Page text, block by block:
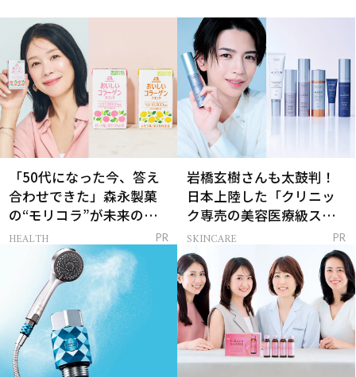
「50代になった今、答え
合わせできた」森永製菓
の“モリコラ”が未来のキ
レイを連れてくる！
HEALTH PR
岩橋玄樹さんも太鼓判！
日本上陸した「クリニッ
ク専売の美容医療級スキ
ンケア」
SKINCARE PR